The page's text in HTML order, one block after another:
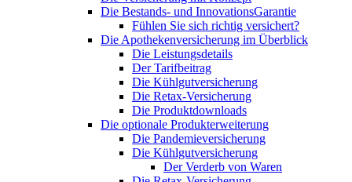
Die Bestands- und InnovationsGarantie
Fühlen Sie sich richtig versichert?
Die Apothekenversicherung im Überblick
Die Leistungsdetails
Der Tarifbeitrag
Die Kühlgutversicherung
Die Retax-Versicherung
Die Produktdownloads
Die optionale Produkterweiterung
Die Pandemieversicherung
Die Kühlgutversicherung
Der Verderb von Waren